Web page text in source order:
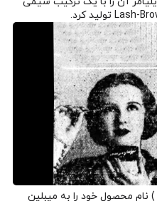
) نام محصول خود را به میبلین